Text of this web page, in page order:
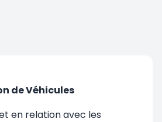
de Véhicules
en relation avec les